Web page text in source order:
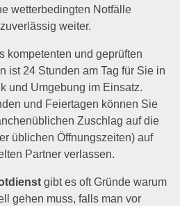
wetterbedingten Notfälle
weiter.
kompetenten und geprüften
ist 24 Stunden am Tag für Sie in
und Umgebung im Einsatz.
und Feiertagen können Sie
Zuschlag auf die
üblichen Öffnungszeiten) auf
Partner verlassen.
gibt es oft Gründe warum
gehen muss, falls man vor